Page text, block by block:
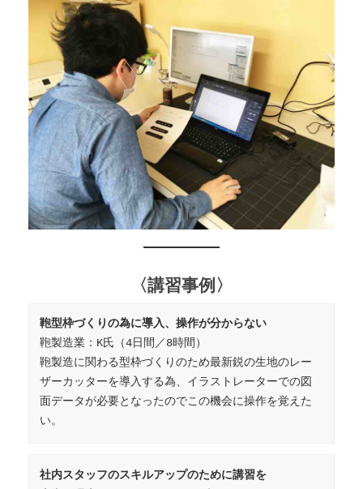
〈講習事例〉
鞄型枠づくりの為に導入、操作が分からない
鞄製造業：K氏（4日間／8時間）
鞄製造に関わる型枠づくりのため最新鋭の生地のレー
ザーカッターを導入する為、イラストレーターでの図
面データが必要となったのでこの機会に操作を覚えた
い。
社内スタッフのスキルアップのために講習を